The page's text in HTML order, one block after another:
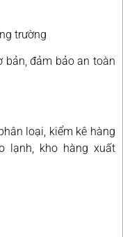
trường
bản, đảm bảo an toàn
loại, kiểm kê hàng
lạnh, kho hàng xuất